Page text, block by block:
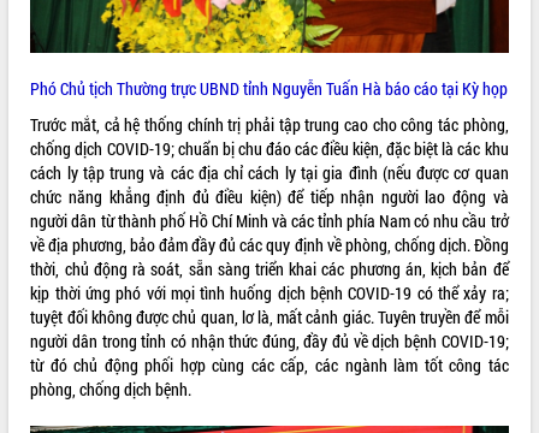
Trailer Lễ hội Sầu riêng Đắk Lắk năm
2026
Khám bệnh, cấp phát thuốc miễn phí
và tặng quà người dân xã Cư Pui
Hội nghị UBND tỉnh Đắk Lắk thường kỳ
tháng 7/2026
Lễ truy tặng danh hiệu “Bà Mẹ Việt
Nam Anh hùng” và trao Huân chương
Lao động
UBND tỉnh Đắk Lắk triển khai nhiệm
vụ 6 tháng cuối năm 2026
ALBUM ẢNH
Phó Chủ tịch Thường trực UBND tỉnh Nguyễn Tuấn Hà báo cáo tại Kỳ họp
Trước mắt, cả hệ thống chính trị phải tập trung cao cho công tác phòng,
chống dịch COVID-19; chuẩn bị chu đáo các điều kiện, đặc biệt là các khu
cách ly tập trung và các địa chỉ cách ly tại gia đình (nếu được cơ quan
chức năng khẳng định đủ điều kiện) để tiếp nhận người lao động và
người dân từ thành phố Hồ Chí Minh và các tỉnh phía Nam có nhu cầu trở
về địa phương, bảo đảm đầy đủ các quy định về phòng, chống dịch. Đồng
thời, chủ động rà soát, sẵn sàng triển khai các phương án, kịch bản để
kịp thời ứng phó với mọi tình huống dịch bệnh COVID-19 có thể xảy ra;
tuyệt đối không được chủ quan, lơ là, mất cảnh giác. Tuyên truyền để mỗi
người dân trong tỉnh có nhận thức đúng, đầy đủ về dịch bệnh COVID-19;
từ đó chủ động phối hợp cùng các cấp, các ngành làm tốt công tác
phòng, chống dịch bệnh.